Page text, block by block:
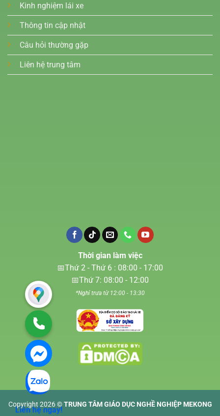
Kinh nghiệm lái xe
Thông tin cập nhật
Câu hỏi thường gặp
Liên hệ trung tâm
Thời gian làm việc
📅Thứ 2 - Thứ 6 : 08:00 - 17:00
📅Thứ 7: 08:00 - 12:00
*Nghỉ trưa từ 12:00 - 13:30
Copyright 2026 ©TRUNG TÂM GIÁO DỤC NGHỀ NGHIỆP MEKONG
Liên hệ ngay!